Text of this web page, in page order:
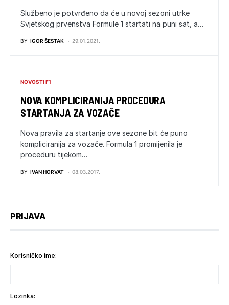
Službeno je potvrđeno da će u novoj sezoni utrke
Svjetskog prvenstva Formule 1 startati na puni sat, a…
BY IGOR ŠESTAK 29.01.2021.
NOVOSTI F1
NOVA KOMPLICIRANIJA PROCEDURA
STARTANJA ZA VOZAČE
Nova pravila za startanje ove sezone bit će puno
kompliciranija za vozače. Formula 1 promijenila je
proceduru tijekom…
BY IVAN HORVAT 08.03.2017.
PRIJAVA
Korisničko ime:
Lozinka: